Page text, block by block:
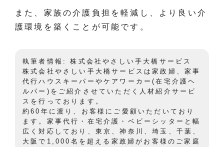
また、家族の介護負担を軽減し、より良い介
護環境を築くことが可能です。
執筆者情報: 株式会社やさしい手大橋サービス
株式会社やさしい手大橋サービスは家政婦、家事
代行ハウスキーパーやケアワーカー(在宅介護ヘ
ルパー)をご紹介させていただく人材紹介サービ
スを行っております。
約60年に渡り、お客様にご愛顧いただいており
ます。家事代行・在宅介護・ベビーシッターと幅
広く対応しており、東京、神奈川、埼玉、千葉、
大阪で1,000名を超える家政婦がお客様のご家庭